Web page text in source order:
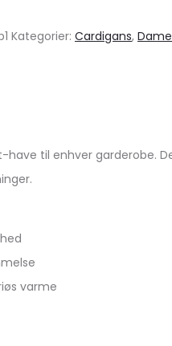
Kategorier: Cardigans, Dame
have til enhver garderobe.
varme